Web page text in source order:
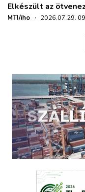
Elkészült az
MTI/iho · 2026.07.29.